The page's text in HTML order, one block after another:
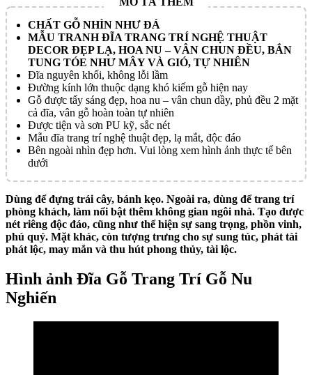
CHẤT GỖ NHÌN NHƯ ĐÁ
MẪU TRANH ĐĨA TRANG TRÍ NGHỆ THUẬT
DECOR ĐẸP LẠ, HOA NU – VÂN CHUN ĐỀU, BẮN
TUNG TÓE NHƯ MÂY VÀ GIÓ, TỰ NHIÊN
Đĩa nguyên khối, không lỗi lầm
Đường kính lớn thuộc dạng khó kiếm gỗ hiện nay
Gỗ được tẩy sáng đẹp, hoa nu – vân chun dầy, phủ đều 2 mặt
cả đĩa, vân gỗ hoàn toàn tự nhiên
Được tiện và sơn PU kỹ, sắc nét
Mẫu đĩa trang trí nghệ thuật đẹp, lạ mắt, độc đáo
Bên ngoài nhìn đẹp hơn. Vui lòng xem hình ảnh thực tế bên
dưới
Dùng để đựng trái cây, bánh kẹo. Ngoài ra, dùng để trang trí
phòng khách, làm nổi bật thêm không gian ngôi nhà. Tạo được
nét riêng độc đáo, cũng như thể hiện sự sang trọng, phồn vinh,
phú quý. Mặt khác, còn tượng trưng cho sự sung túc, phát tài
phát lộc, may mắn và thu hút phong thủy, tài lộc.
Hình ảnh Đĩa Gỗ Trang Trí Gỗ Nu
Nghiến